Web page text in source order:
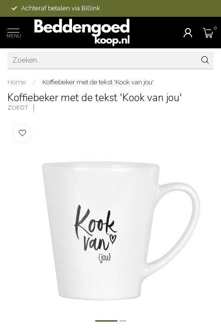
Achteraf betalen via Billink
MENU
0
Home / Koffiebeker met de tekst 'Kook van jou'
Koffiebeker met de tekst 'Kook van jou'
ZOEDT